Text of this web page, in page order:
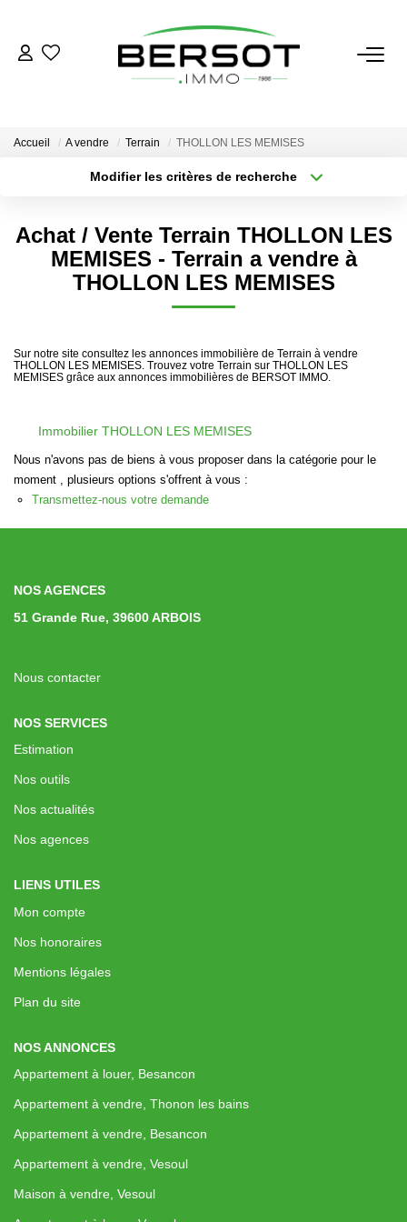
Acheter
Vendre
Investissement
Nos Outils
LOUER
Immobilier Professionnel
Locations Saisonnières
Locations De Vacances
Accueil A vendre Terrain THOLLON LES MEMISES
Modifier les critères de recherche
Sélectionnez...
Type de bien
Sélectionnez...
Nombre de chambres
Plus de critères Créer une alerte
Achat / Vente Terrain THOLLON LES
MEMISES - Terrain a vendre à
THOLLON LES MEMISES
Sur notre site consultez les annonces immobilière de Terrain à vendre
THOLLON LES MEMISES. Trouvez votre Terrain sur THOLLON LES
MEMISES grâce aux annonces immobilières de BERSOT IMMO.
Immobilier THOLLON LES MEMISES
Nous n'avons pas de biens à vous proposer dans la catégorie pour le
moment , plusieurs options s'offrent à vous :
Transmettez-nous votre demande
NOS AGENCES
51 Grande Rue, 39600 ARBOIS
Nous contacter
NOS SERVICES
Estimation
Nos outils
Nos actualités
Nos agences
LIENS UTILES
Mon compte
Nos honoraires
Mentions légales
Plan du site
NOS ANNONCES
Appartement à louer, Besancon
Appartement à vendre, Thonon les bains
Appartement à vendre, Besancon
Appartement à vendre, Vesoul
Maison à vendre, Vesoul